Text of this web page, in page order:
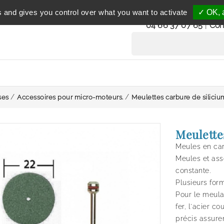
Service clientèle
du lundi au vendredi
04 66 37 07 65|
Accessoires pour micro-moteurs. Meulettes carbure de
Meules en
Meules et
constante.
Plusieurs
Pour le
fer, l'acier
précis
gives you control over what you want to activate ✓ OK,